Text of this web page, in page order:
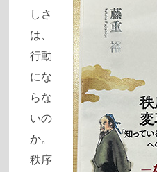
しさ
は、
行動
にな
らな
いの
か。
秩序